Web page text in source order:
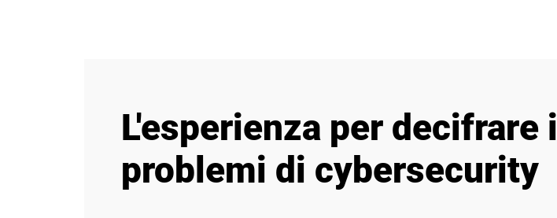
L'esperienza per decifrare i
problemi di cybersecurity